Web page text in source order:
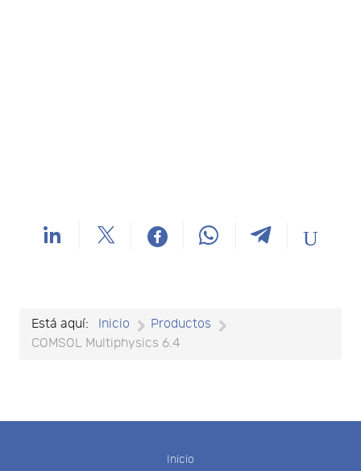
Está aquí: Inicio
Productos
COMSOL Multiphysics 6.4
Inicio